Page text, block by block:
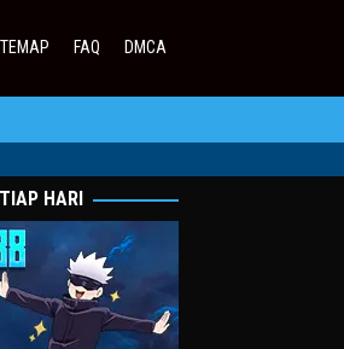
FAQ DMCA
Sultan!
HARI